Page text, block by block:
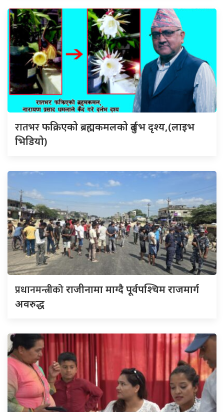
रातभरफक्रिएको ब्रह्मकमलको दुर्लभ दृश्य,(लाइभ
भिडियो)
प्रधानमन्त्रीकोराजीनामा माग्दै पूर्वपश्चिम राजमार्ग
अवरुद्ध